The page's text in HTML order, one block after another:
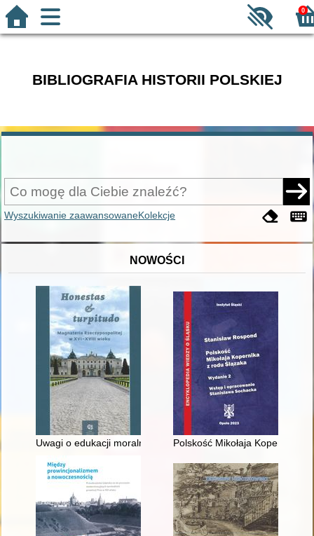
0
BIBLIOGRAFIA HISTORII POLSKIEJ
Wyszukiwanie zaawansowaneKolekcje
NOWOŚCI
Uwagi o edukacji moralnej synów szlacheckich w XVI-
Polskość Mikołaja Kopernika z